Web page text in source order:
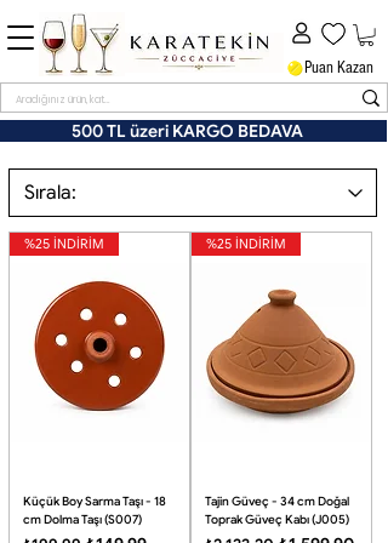
500 TL üzeri KARGO BEDAVA
Puan Kazan
%25 İNDİRİM
Küçük Boy Sarma Taşı - 18
cm Dolma Taşı (S007)
%25 İNDİRİM
Tajin Güveç - 34 cm Doğal
Toprak Güveç Kabı (J005)